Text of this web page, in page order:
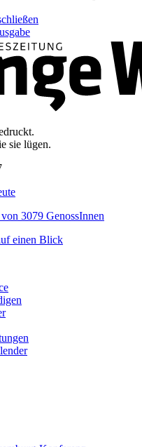
sie lügen.
3079 GenossInnen
einen Blick